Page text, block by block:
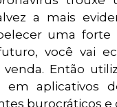
a mais
uma
você vai
Então
em aplicativos
burocráticos e